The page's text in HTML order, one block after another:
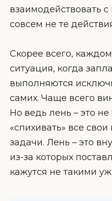
взаимодействовать
совсем не те
Скорее всего,
ситуация, когда
выполняются
самих. Чаще всего
Но ведь лень – это
«спихивать» все
задачи. Лень – это
из-за которых
кажутся не такими